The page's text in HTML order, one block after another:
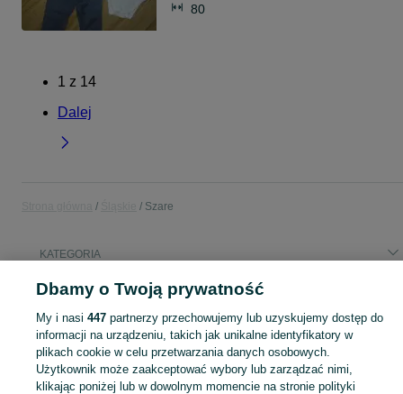
80
1 z 14
Dalej
Szare
KATEGORIA
Popularne wyszukiwania
silownik hydrauliczny most z kołami most napedowy
Skorzystaj z największego serwisu ogłoszeniowego - Szare i okolice! Kupuj to, czego pragniesz i sprzedawaj to, czego już nie potrzebujesz! Zobacz
Dbamy o Twoją prywatność
My i nasi 447partnerzy przechowujemy lub uzyskujemy dostęp do
informacji na urządzeniu, takich jak unikalne identyfikatory w
plikach cookie w celu przetwarzania danych osobowych.
Użytkownik może zaakceptować wybory lub zarządzać nimi,
klikając poniżej lub w dowolnym momencie na stronie polityki